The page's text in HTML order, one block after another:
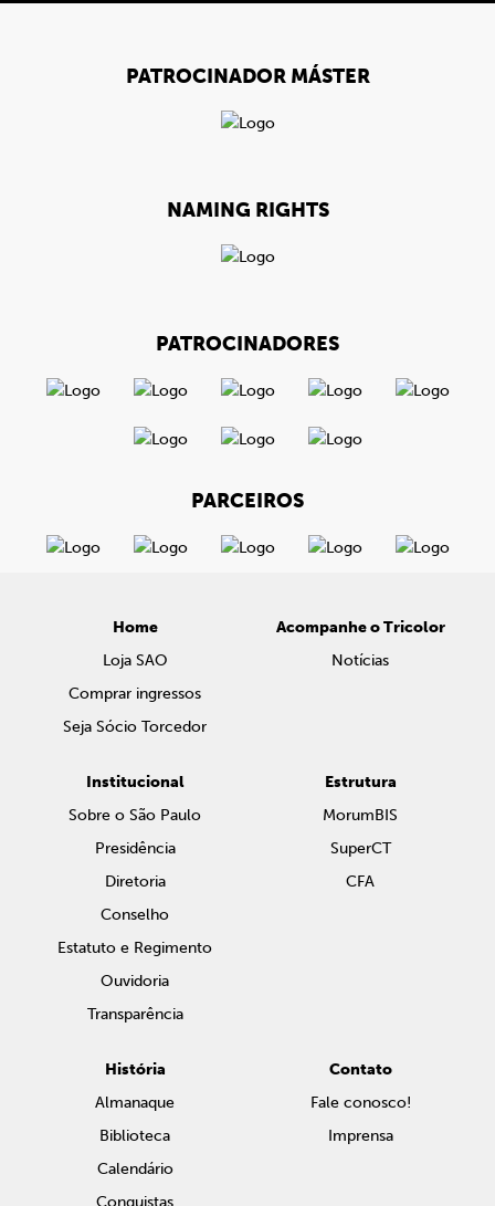
PATROCINADOR MÁSTER
NAMING RIGHTS
PATROCINADORES
PARCEIROS
Home
Loja SAO
Comprar ingressos
Seja Sócio Torcedor
Acompanhe o Tricolor
Notícias
Institucional
Sobre o São Paulo
Presidência
Diretoria
Conselho
Estatuto e Regimento
Ouvidoria
Transparência
Estrutura
MorumBIS
SuperCT
CFA
História
Almanaque
Biblioteca
Calendário
Conquistas
Contato
Fale conosco!
Imprensa